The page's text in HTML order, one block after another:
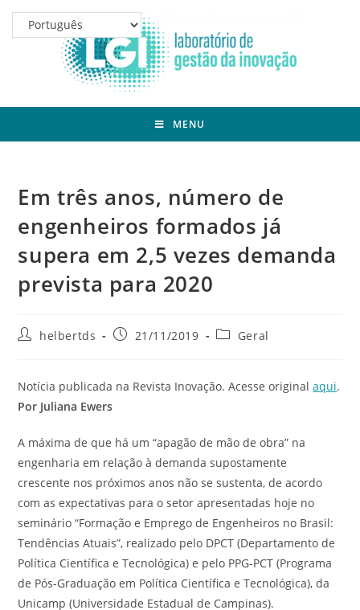
MENU
Em três anos, número de
engenheiros formados já
supera em 2,5 vezes demanda
prevista para 2020
helbertds 21/11/2019 Geral
Notícia publicada na Revista Inovação. Acesse originalaqui.
Por Juliana Ewers
A máxima de que há um “apagão de mão de obra” na
engenharia em relação à demanda supostamente
crescente nos próximos anos não se sustenta, de acordo
com as expectativas para o setor apresentadas hoje no
seminário “Formação e Emprego de Engenheiros no Brasil:
Tendências Atuais”, realizado pelo DPCT (Departamento de
Política Científica e Tecnológica) e pelo PPG-PCT (Programa
de Pós-Graduação em Política Científica e Tecnológica), da
Unicamp (Universidade Estadual de Campinas).